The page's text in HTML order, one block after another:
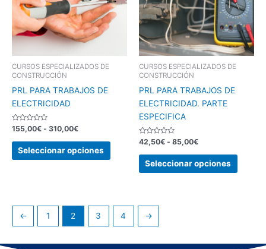
CURSOS ESPECIALIZADOS DE
CONSTRUCCIÓN
PRL PARA TRABAJOS DE
ELECTRICIDAD
Valorado
0
155,00€ - 310,00€
Seleccionar opciones
Las
opciones
producto
CURSOS ESPECIALIZADOS DE
CONSTRUCCIÓN
PRL PARA TRABAJOS DE
ELECTRICIDAD. PARTE
ESPECIFICA
Valorado
con
0
42,50€ - 85,00€
Seleccionar opciones
Las
se
pueden
← 1 2 3 4 →